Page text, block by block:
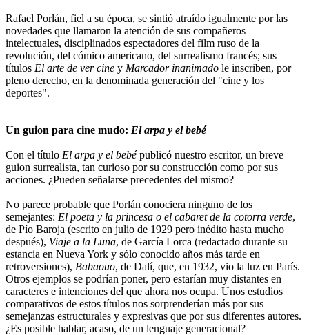
Rafael Porlán, fiel a su época, se sintió atraído igualmente por las
novedades que llamaron la atención de sus compañeros
intelectuales, disciplinados espectadores del film ruso de la
revolución, del cómico americano, del surrealismo francés; sus
títulos El arte de ver cine y Marcador inanimado le inscriben, por
pleno derecho, en la denominada generación del "cine y los
deportes".
Un guion para cine mudo: El arpa y el bebé
Con el título El arpa y el bebépublicó nuestro escritor, un breve
guion surrealista, tan curioso por su construcción como por sus
acciones. ¿Pueden señalarse precedentes del mismo?
No parece probable que Porlán conociera ninguno de los
semejantes: El poeta y la princesa o el cabaret de la cotorra verde,
de Pío Baroja (escrito en julio de 1929 pero inédito hasta mucho
después), Viaje a la Luna, de García Lorca (redactado durante su
estancia en Nueva York y sólo conocido años más tarde en
retroversiones), Babaouo, de Dalí, que, en 1932, vio la luz en París.
Otros ejemplos se podrían poner, pero estarían muy distantes en
caracteres e intenciones del que ahora nos ocupa. Unos estudios
comparativos de estos títulos nos sorprenderían más por sus
semejanzas estructurales y expresivas que por sus diferentes autores.
¿Es posible hablar, acaso, de un lenguaje generacional?